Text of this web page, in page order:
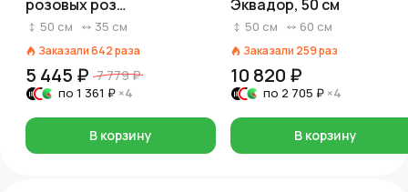
розовых роз
«Прикосновение»
50 см 35 см
Заказали642раза
5 445 ₽ 7 779 ₽
по 1 361 ₽ ×4
В корзину
Эквадор, 50 см
50 см 60 см
Заказали 259раз
10 820 ₽
по 2 705 ₽ ×4
В корзину